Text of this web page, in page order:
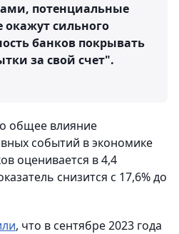
потенциальные
сильного
банков покрывать
за свой счет".
общее влияние
событий в экономике
оценивается в 4,4
снизится с 17,6% до
, что в сентябре 2023 года